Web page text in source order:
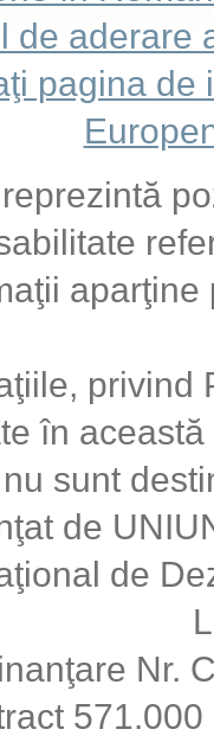
de aderare
pagina
în
nu sunt
de
de
Nr.